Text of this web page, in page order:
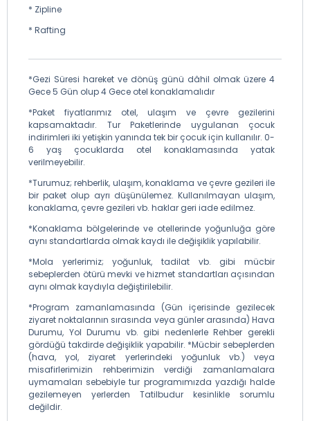
* Zipline
* Rafting
*Gezi Süresi hareket ve dönüş günü dâhil olmak üzere 4
Gece 5 Gün olup 4 Gece otel konaklamalıdır
*Paket fiyatlarımız otel, ulaşım ve çevre gezilerini
kapsamaktadır. Tur Paketlerinde uygulanan çocuk
indirimleri iki yetişkin yanında tek bir çocuk için kullanılır. 0-
6 yaş çocuklarda otel konaklamasında yatak
verilmeyebilir.
*Turumuz; rehberlik, ulaşım, konaklama ve çevre gezileri ile
bir paket olup ayrı düşünülemez. Kullanılmayan ulaşım,
konaklama, çevre gezileri vb. haklar geri iade edilmez.
*Konaklama bölgelerinde ve otellerinde yoğunluğa göre
aynı standartlarda olmak kaydı ile değişiklik yapılabilir.
*Mola yerlerimiz; yoğunluk, tadilat vb. gibi mücbir
sebeplerden ötürü mevki ve hizmet standartları açısından
aynı olmak kaydıyla değiştirilebilir.
*Program zamanlamasında (Gün içerisinde gezilecek
ziyaret noktalarının sırasında veya günler arasında) Hava
Durumu, Yol Durumu vb. gibi nedenlerle Rehber gerekli
gördüğü takdirde değişiklik yapabilir. *Mücbir sebeplerden
(hava, yol, ziyaret yerlerindeki yoğunluk vb.) veya
misafirlerimizin rehberimizin verdiği zamanlamalara
uymamaları sebebiyle tur programımızda yazdığı halde
gezilemeyen yerlerden Tatilbudur kesinlikle sorumlu
değildir.